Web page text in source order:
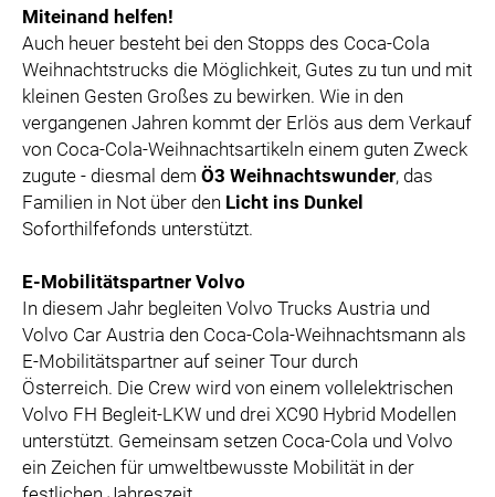
Miteinand helfen!
Auch heuer besteht bei den Stopps des Coca-Cola
Weihnachtstrucks die Möglichkeit, Gutes zu tun und mit
kleinen Gesten Großes zu bewirken. Wie in den
vergangenen Jahren kommt der Erlös aus dem Verkauf
von Coca-Cola-Weihnachtsartikeln einem guten Zweck
zugute - diesmal dem Ö3 Weihnachtswunder, das
Familien in Not über den Licht ins Dunkel
Soforthilfefonds unterstützt.
E-Mobilitätspartner Volvo
In diesem Jahr begleiten Volvo Trucks Austria und
Volvo Car Austria den Coca-Cola-Weihnachtsmann als
E-Mobilitätspartner auf seiner Tour durch
Österreich. Die Crew wird von einem vollelektrischen
Volvo FH Begleit-LKW und drei XC90 Hybrid Modellen
unterstützt. Gemeinsam setzen Coca-Cola und Volvo
ein Zeichen für umweltbewusste Mobilität in der